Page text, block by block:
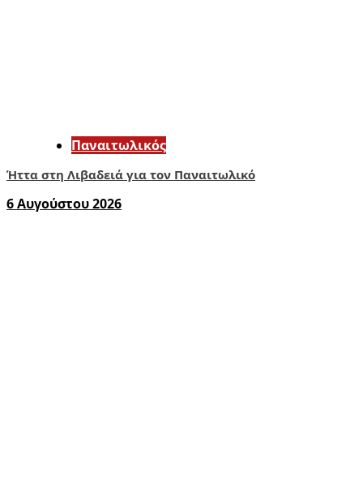
Παναιτωλικός
Ήττα στη Λιβαδειά για τον Παναιτωλικό
6 Αυγούστου 2026